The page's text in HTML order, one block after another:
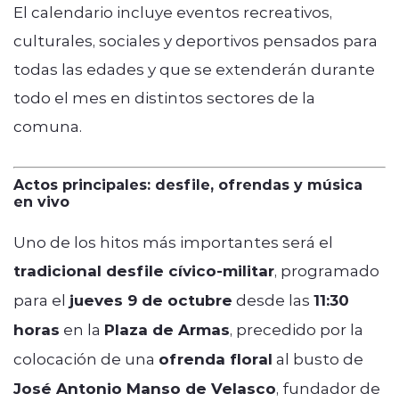
El calendario incluye eventos recreativos,
culturales, sociales y deportivos pensados para
todas las edades y que se extenderán durante
todo el mes en distintos sectores de la
comuna.
Actos principales: desfile, ofrendas y música
en vivo
Uno de los hitos más importantes será el
tradicional desfile cívico-militar, programado
para el jueves 9 de octubre desde las 11:30
horas en la Plaza de Armas, precedido por la
colocación de una ofrenda floral al busto de
José Antonio Manso de Velasco, fundador de